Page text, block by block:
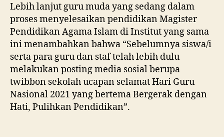
Lebih lanjut guru muda yang sedang dalam
proses menyelesaikan pendidikan Magister
Pendidikan Agama Islam di Institut yang sama
ini menambahkan bahwa “Sebelumnya siswa/i
serta para guru dan staf telah lebih dulu
melakukan posting media sosial berupa
twibbon sekolah ucapan selamat Hari Guru
Nasional 2021 yang bertema Bergerak dengan
Hati, Pulihkan Pendidikan”.